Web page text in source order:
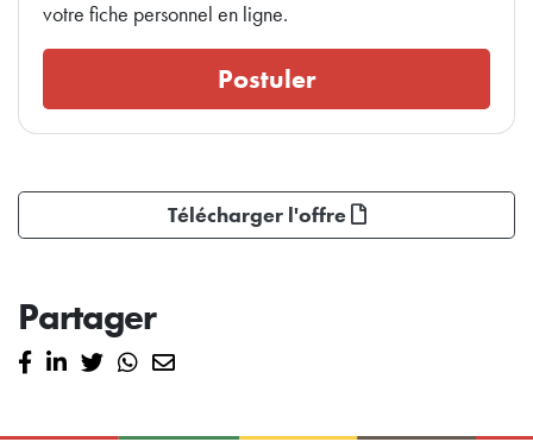
votre fiche personnel en ligne.
Postuler
Télécharger l'offre
Partager